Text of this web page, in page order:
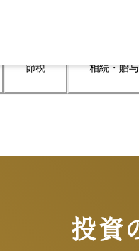
節税 相続・贈与
投資